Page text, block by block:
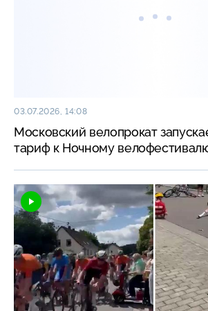
03.07.2026, 14:08
Московский велопрокат
тариф к Ночному